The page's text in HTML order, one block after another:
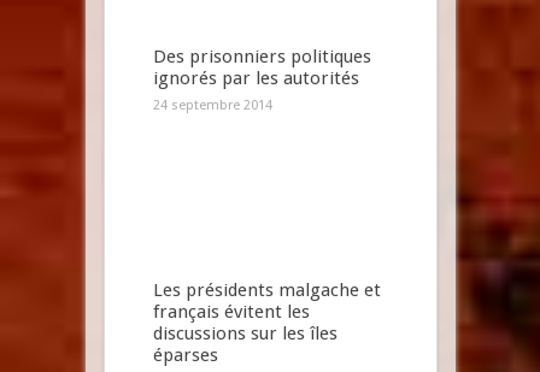
Des prisonniers politiques
ignorés par les autorités
24 septembre 2014
Les présidents malgache et
français évitent les
discussions sur les îles
éparses